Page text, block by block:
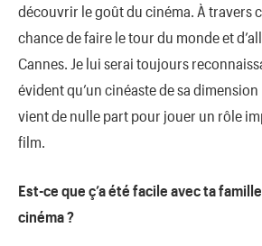
découvrir le goût du cinéma. À travers
chance de faire le tour du monde et
Cannes. Je lui serai toujours
évident qu’un cinéaste de sa
vient de nulle part pour jouer un rôle
film.
Est-ce que ç’a été facile avec ta
cinéma ?